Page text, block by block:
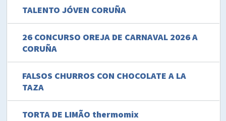
TALENTO JÓVEN CORUÑA
26 CONCURSO OREJA DE CARNAVAL 2026 A
CORUÑA
FALSOS CHURROS CON CHOCOLATE A LA
TAZA
TORTA DE LIMÃO thermomix